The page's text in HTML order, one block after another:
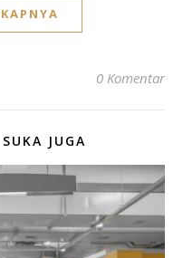
0 Komentar
JUGA